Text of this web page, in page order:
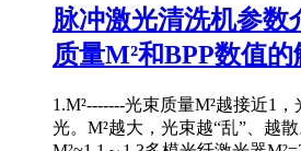
脉冲激光清洗机参数
质量M²和BPP数值
1.M²-------光束质量M²越接近1
光。M²越大，光束越“乱”、越